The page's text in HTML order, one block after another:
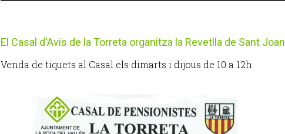
El Casal d'Avis de la Torreta organitza la Revetlla de Sant Joan
Venda de tiquets al Casal els dimarts i dijous de 10 a 12h